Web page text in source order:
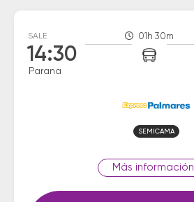
SALE
14:30
Parana
01h 30m
SEMICAMA
información